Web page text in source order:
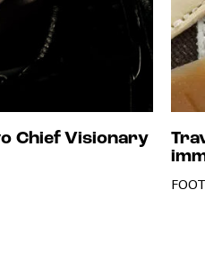
Chief Visionary